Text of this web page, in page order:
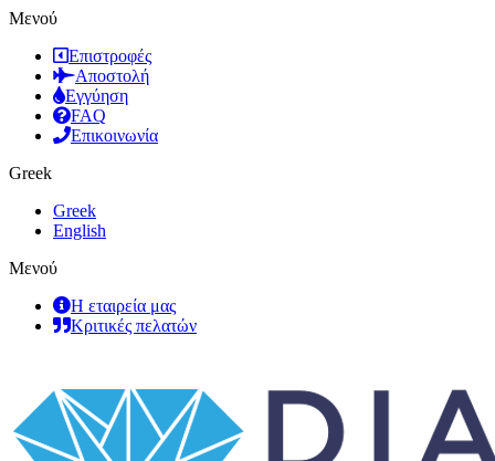
Μενού
Επιστροφές
Αποστολή
Εγγύηση
FAQ
Επικοινωνία
Greek
Greek
English
Μενού
Η εταιρεία μας
Κριτικές πελατών